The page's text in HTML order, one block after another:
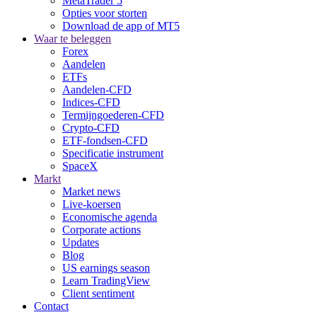
Opties voor storten
Download de app of MT5
Waar te beleggen
Forex
Aandelen
ETFs
Aandelen-CFD
Indices-CFD
Termijngoederen-CFD
Crypto-CFD
ETF-fondsen-CFD
Specificatie instrument
SpaceX
Markt
Market news
Live-koersen
Economische agenda
Corporate actions
Updates
Blog
US earnings season
Learn TradingView
Client sentiment
Contact